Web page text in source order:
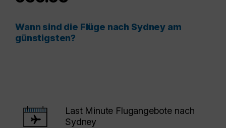
Wann sind die Flüge nach Sydney am
günstigsten?
Last Minute Flugangebote nach
Sydney